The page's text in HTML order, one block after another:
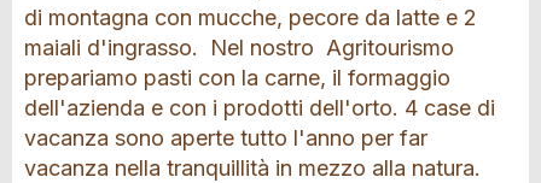
di montagna con mucche, pecore da latte e 2
maiali d'ingrasso. Nel nostro Agritourismo
prepariamo pasti con la carne, il formaggio
dell'azienda e con i prodotti dell'orto. 4 case di
vacanza sono aperte tutto l'anno per far
vacanza nella tranquillità in mezzo alla natura.